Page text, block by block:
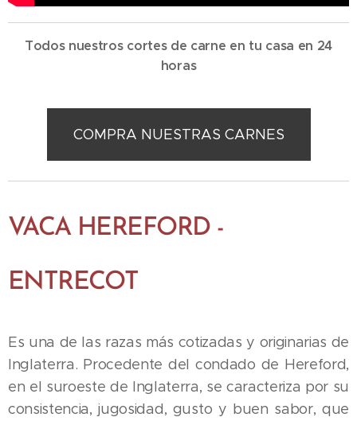
Todos nuestros cortes de carne en tu casa en 24
horas
COMPRA NUESTRAS CARNES
VACA HEREFORD -
ENTRECOT
Es una de las razas más cotizadas y originarias de
Inglaterra. Procedente del condado de Hereford,
en el suroeste de Inglaterra, se caracteriza por su
consistencia, jugosidad, gusto y buen sabor, que